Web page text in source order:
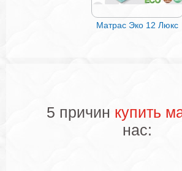
Матрас Эко 12 Люкс
5 причин купить
нас: